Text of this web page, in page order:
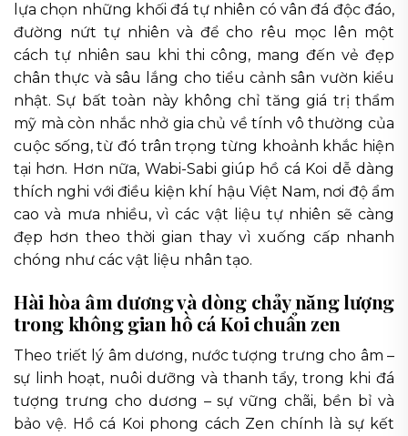
lựa chọn những khối đá tự nhiên có vân đá độc đáo,
đường nứt tự nhiên và để cho rêu mọc lên một
cách tự nhiên sau khi thi công, mang đến vẻ đẹp
chân thực và sâu lắng cho tiểu cảnh sân vườn kiểu
nhật. Sự bất toàn này không chỉ tăng giá trị thẩm
mỹ mà còn nhắc nhở gia chủ về tính vô thường của
cuộc sống, từ đó trân trọng từng khoảnh khắc hiện
tại hơn. Hơn nữa, Wabi-Sabi giúp hồ cá Koi dễ dàng
thích nghi với điều kiện khí hậu Việt Nam, nơi độ ẩm
cao và mưa nhiều, vì các vật liệu tự nhiên sẽ càng
đẹp hơn theo thời gian thay vì xuống cấp nhanh
chóng như các vật liệu nhân tạo.
Hài hòa âm dương và dòng chảy năng lượng
trong không gian hồ cá Koi chuẩn zen
Theo triết lý âm dương, nước tượng trưng cho âm –
sự linh hoạt, nuôi dưỡng và thanh tẩy, trong khi đá
tượng trưng cho dương – sự vững chãi, bền bỉ và
bảo vệ. Hồ cá Koi phong cách Zen chính là sự kết